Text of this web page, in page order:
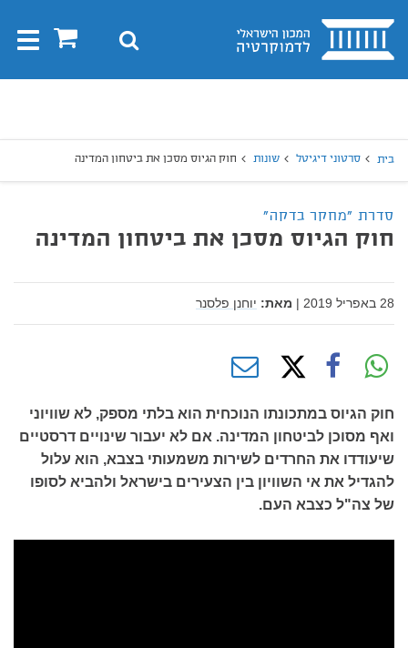
בית 0 חיפוש
בית סרטוני דיגיטל שונות חוק הגיוס מסכן את ביטחון המדינה
סדרת "מחקר בדקה"
חוק הגיוס מסכן את ביטחון המדינה
28 באפריל 2019 | מאת: יוחנן פלסנר
חוק הגיוס במתכונתו הנוכחית הוא בלתי מספק, לא שוויוני
ואף מסוכן לביטחון המדינה. אם לא יעבור שינויים דרסטיים
שיעודדו את החרדים לשירות משמעותי בצבא, הוא עלול
להגדיל את אי השוויון בין הצעירים בישראל ולהביא לסופו
של צה"ל כצבא העם.